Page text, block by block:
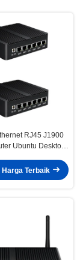
RJ45 J1900
Ubuntu Desktop
Terbaik